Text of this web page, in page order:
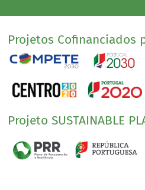
Projetos Cofinanciados
Projeto SUSTAINABLE